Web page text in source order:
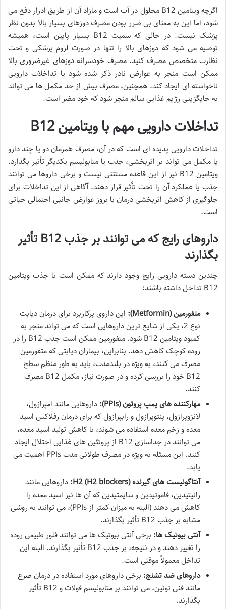
اگرچه ویتامین B12 محلول در آب است و مازاد آن از طریق ادرار دفع می
شود، اما این به معنای بی ضرر بودن مصرف دوزهای بسیار بالا بدون نظر
پزشک نیست. در حالی که سمیت B12 بسیار پایین است، همیشه
توصیه می شود که دوزهای بالا را تنها در صورت لزوم پزشکی و تحت
نظارت متخصص مصرف کنید. مصرف خودسرانه دوزهای غیرضروری بالا
ممکن است منجر به عوارض نادر ذکر شده شود یا تداخلات دارویی
ناخواسته ای ایجاد کند. همچنین، مصرف بیش از حد مکمل ها می تواند
به جایگزینی رژیم غذایی سالم منجر شود که خود مضر است.
تداخلات دارویی مهم با ویتامین B12
تداخلات دارویی پدیده ای است که در آن، مصرف همزمان دو یا چند دارو
یا مکمل می تواند بر اثربخشی، جذب یا متابولیسم یکدیگر تأثیر بگذارد.
ویتامین B12 نیز از این قاعده مستثنی نیست و برخی داروها می توانند
جذب یا عملکرد آن را تحت تأثیر قرار دهند. آگاهی از این تداخلات برای
جلوگیری از کاهش اثربخشی درمان یا بروز عوارض جانبی احتمالی حیاتی
است.
داروهای رایج که می توانند بر جذب B12 تأثیر
بگذارند
چندین دسته دارویی رایج وجود دارند که ممکن است با جذب ویتامین
B12 تداخل داشته باشند:
متفورمین (Metformin):
این داروی پرکاربرد برای درمان دیابت
نوع 2، یکی از شایع ترین داروهایی است که می تواند منجر به
کمبود ویتامین B12 شود. متفورمین ممکن است جذب B12 را در
روده کوچک کاهش دهد. بنابراین، بیماران دیابتی که متفورمین
مصرف می کنند، به ویژه در بلندمدت، باید به طور منظم سطح
B12 خود را بررسی کرده و در صورت نیاز، مکمل B12 مصرف
کنند.
مهارکننده های پمپ پروتون (PPIs):
داروهایی مانند امپرازول،
لانزوپرازول، پنتوپرازول و رابپرازول که برای درمان رفلاکس اسید
معده و زخم معده استفاده می شوند، با کاهش تولید اسید معده،
می توانند در جداسازی B12 از پروتئین های غذایی اختلال ایجاد
کنند. این مسئله به ویژه در مصرف طولانی مدت PPIs اهمیت می
یابد.
آنتاگونیست های گیرنده H2 (H2 blockers):
داروهایی مانند
رانیتیدین، فاموتیدین و سایمتیدین که آن ها نیز اسید معده را
کاهش می دهند (البته به میزان کمتر از PPIs)، می توانند به روشی
مشابه بر جذب B12 تأثیر بگذارند.
آنتی بیوتیک ها: برخی آنتی بیوتیک ها می توانند فلور طبیعی روده
را تغییر دهند و در نتیجه، بر جذب B12 تأثیر بگذارند. البته این
تداخل معمولاً موقتی است.
داروهای ضد تشنج: برخی داروهای مورد استفاده در درمان صرع
مانند فنی توئین، می توانند بر متابولیسم فولات و B12 تأثیر
بگذارند.